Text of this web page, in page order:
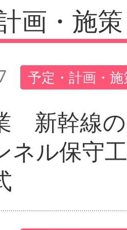
画・施策
予定・計画・
新幹線
ル保守